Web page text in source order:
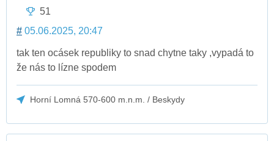
51
# 05.06.2025, 20:47
tak ten ocásek republiky to snad chytne taky ,vypadá to
že nás to lízne spodem
Horní Lomná 570-600 m.n.m. / Beskydy